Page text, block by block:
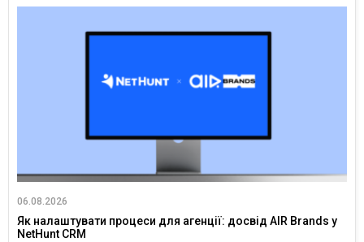
06.08.2026
Як налаштувати процеси для агенції: досвід AIR Brands у
NetHunt CRM